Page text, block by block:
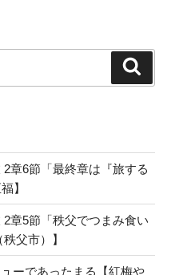
章6節「最終章は『旅する
】
章5節「秩父でつまみ食い
父市）】
ーであったまる【紅梅や